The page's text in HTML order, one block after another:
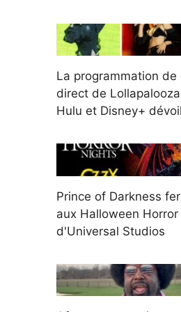
La programmation
direct de
Hulu et Disney+
Prince of Darkness
aux Halloween
d'Universal Studios